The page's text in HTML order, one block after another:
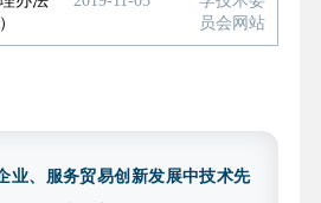
计报告应赋予验证码。
育管理实施细则（2025 年修订
员会网站
业、服务贸易创新发展中技术先